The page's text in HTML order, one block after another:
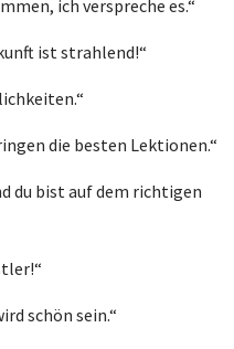
ich verspreche es.“
ist strahlend!“
die besten Lektionen.“
du bist auf dem richtigen
schön sein.“